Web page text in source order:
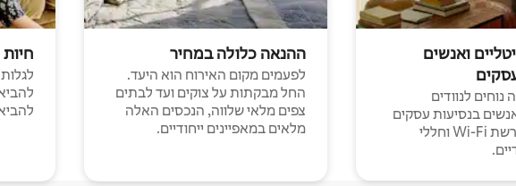
ואנשים
נוחים לנוודים
בנסיעות עסקים
עם חיבור לרשת Wi-Fi וחללי
ההנאה כלולה במחיר
לפעמים מקום האירוח הוא היעד.
החל מבקתות על צוקים ועד לבתים
צפים מלאי שלווה, הנכסים האלה
מלאים במאפיינים ייחודיים.